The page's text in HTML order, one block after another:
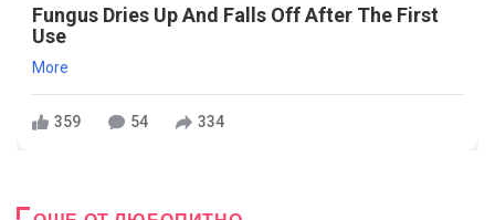
Fungus Dries Up And Falls Off After The First
Use
More
359 54 334